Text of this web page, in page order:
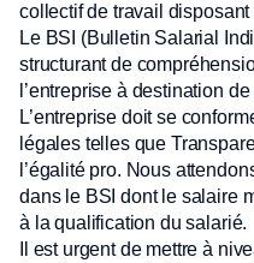
collectif de travail
Le BSI (Bulletin Salarial
structurant de
l’entreprise à destination
L’entreprise doit se
légales telles que
l’égalité pro. Nous
dans le BSI dont le salaire
à la qualification du salarié.
Il est urgent de mettre à